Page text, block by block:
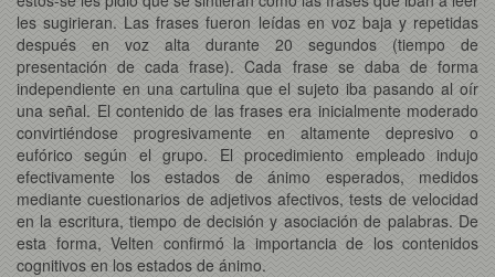
les sugirieran. Las frases fueron leídas en voz baja y repetidas
después en voz alta durante 20 segundos (tiempo de
presentación de cada frase). Cada frase se daba de forma
independiente en una cartulina que el sujeto iba pasando al oír
una señal. El contenido de las frases era inicialmente moderado
convirtiéndose progresivamente en altamente depresivo o
eufórico según el grupo. El procedimiento empleado indujo
efectivamente los estados de ánimo esperados, medidos
mediante cuestionarios de adjetivos afectivos, tests de velocidad
en la escritura, tiempo de decisión y asociación de palabras. De
esta forma, Velten confirmó la importancia de los contenidos
cognitivos en los estados de ánimo.